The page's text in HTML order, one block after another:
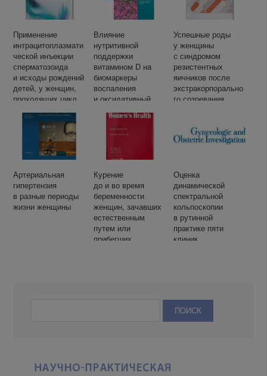
Применение
интрацитоплазмати
ческой инъекции
сперматозоида
и исходы рождений
детей, у женщин,
проходящих цикл
Влияние
нутритивной
поддержки
витамином D на
биомаркеры
воспаления
и оксидативный
с синдромом
поликистозных
систематический
обзор и мета-
анализ
рандомизированны
х контролируемых
исследований
Успешные роды
у женщины
с синдромом
резистентных
яичников после
экстракорпорально
го созревания
Артериальная
гипертензия
в разные периоды
жизни женщины
Курение
до и во время
беременности
женщин, зачавших
естественным
путем или
прибегших
Оценка
динамической
спектральной
кольпоскопии
в рутинной
практике пяти
клиник